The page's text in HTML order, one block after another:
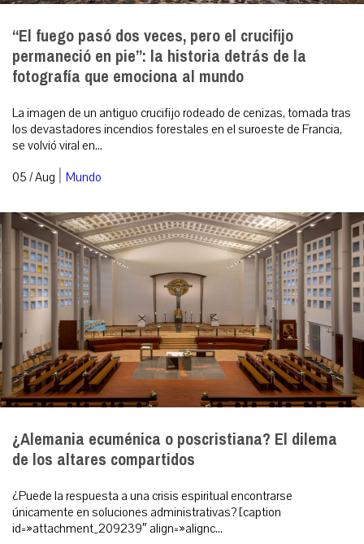
“El fuego pasó dos veces, pero el crucifijo
permaneció en pie”: la historia detrás de la
fotografía que emociona al mundo
La imagen de un antiguo crucifijo rodeado de cenizas, tomada tras
los devastadores incendios forestales en el suroeste de Francia,
se volvió viral en...
05 / Aug | Mundo
¿Alemania ecuménica o poscristiana? El dilema
de los altares compartidos
¿Puede la respuesta a una crisis espiritual encontrarse
únicamente en soluciones administrativas? [caption
id=»attachment_209239″ align=»alignc...